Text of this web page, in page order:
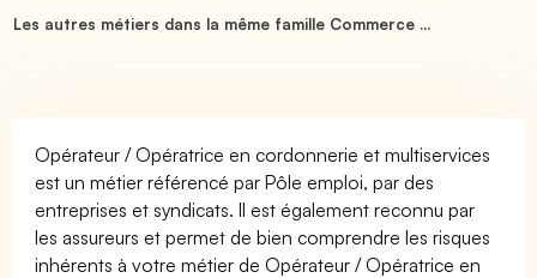
Les autres métiers dans la même famille Commerce ...
Opérateur / Opératrice en cordonnerie et multiservices
est un métier référencé par Pôle emploi, par des
entreprises et syndicats. Il est également reconnu par
les assureurs et permet de bien comprendre les risques
inhérents à votre métier de Opérateur / Opératrice en